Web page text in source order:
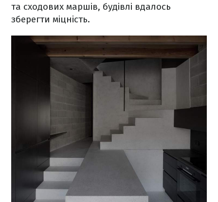
та сходових маршів, будівлі вдалось
зберегти міцність.